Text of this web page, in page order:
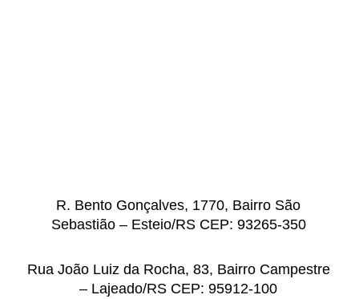
R. Bento Gonçalves, 1770, Bairro São
Sebastião – Esteio/RS CEP: 93265-350
Rua João Luiz da Rocha, 83, Bairro Campestre
– Lajeado/RS CEP: 95912-100